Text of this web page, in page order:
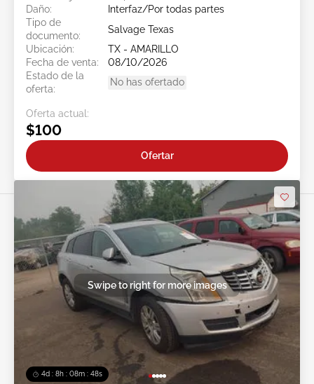
Daño:
Interfaz/Por todas partes
Tipo de
documento:
Salvage Texas
Ubicación:
TX - AMARILLO
Fecha de venta:
08/10/2026
Estado de la
oferta:
No has ofertado
Oferta actual:
$100
Ofertar
4d : 8h : 08m : 45s
Swipe to right for more images